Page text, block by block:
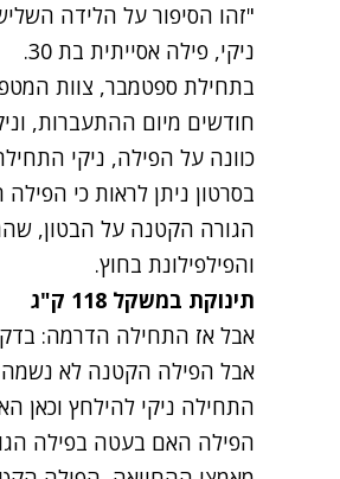
"זהו הסיפור על הלידה
ניקי, פילה אסייתית בת 30.
חודשים מיום ההתעברות,
כוונה על הפילה, ניקי
בסרטון ניתן לראות כי
הגורה הקטנה על הבטון,
והפילפילונת בחוץ.
תינוקת במשקל 118 ק"ג
אבל אז התחילה הדרמה:
אבל הפילה הקטנה לא
התחילה ניקי להילחץ וכאן
הפילה האם בעטה בפילה